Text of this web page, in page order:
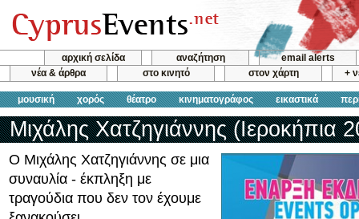
αρχική σελίδα αναζήτηση
email alerts
νέα & άρθρα
στο κινητό στον χάρτη +
μουσική χορός θέατρο κινηματογράφος εικαστικά
Μιχάλης Χατζηγιάννης (Ιεροκήπια
Ο Μιχάλης Χατζηγιάννης σε μια
συναυλία - έκπληξη με
τραγούδια που δεν τον έχουμε